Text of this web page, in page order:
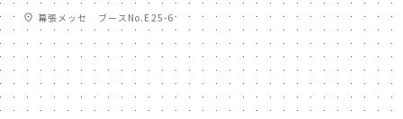
幕張メッセ ブースNo.E25-6